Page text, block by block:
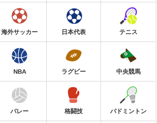
海外サッカー 日本代表 テニス
NBA ラグビー 中央競馬
バレー 格闘技 バドミントン